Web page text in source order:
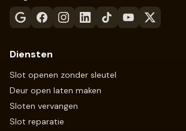
Diensten
Slot openen zonder sleutel
Deur open laten maken
Sloten vervangen
Slot reparatie